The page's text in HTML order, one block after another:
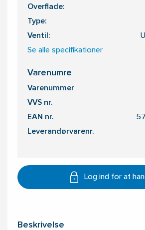
Overflade:
Type:
Ventil:
Se alle specifikationer
Varenumre
Varenummer
VVS nr.
EAN nr.
Leverandørvarenr.
Log ind for at
Beskrivelse